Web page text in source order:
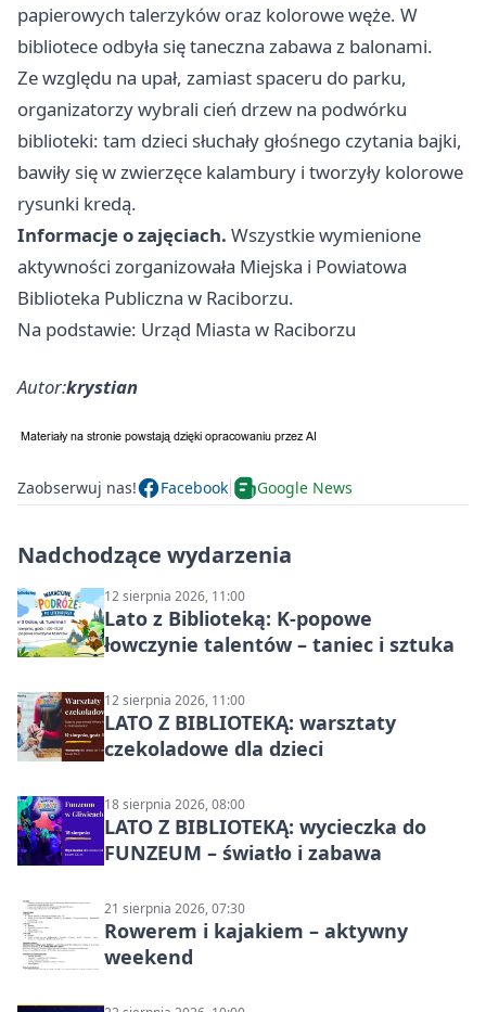
papierowych talerzyków oraz kolorowe węże. W
bibliotece odbyła się taneczna zabawa z balonami.
Ze względu na upał, zamiast spaceru do parku,
organizatorzy wybrali cień drzew na podwórku
biblioteki: tam dzieci słuchały głośnego czytania bajki,
bawiły się w zwierzęce kalambury i tworzyły kolorowe
rysunki kredą.
Informacje o zajęciach. Wszystkie wymienione
aktywności zorganizowała Miejska i Powiatowa
Biblioteka Publiczna w Raciborzu.
Na podstawie: Urząd Miasta w Raciborzu
Autor:krystian
Zaobserwuj nas! Facebook Google News
Nadchodzące wydarzenia
12 sierpnia 2026, 11:00
Lato z Biblioteką: K-popowe
łowczynie talentów – taniec i sztuka
12 sierpnia 2026, 11:00
LATO Z BIBLIOTEKĄ: warsztaty
czekoladowe dla dzieci
18 sierpnia 2026, 08:00
LATO Z BIBLIOTEKĄ: wycieczka do
FUNZEUM – światło i zabawa
21 sierpnia 2026, 07:30
Rowerem i kajakiem – aktywny
weekend